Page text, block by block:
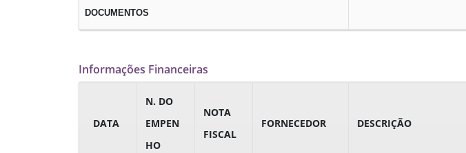
DOCUMENTOS
Informações Financeiras
DATA
N. DO
EMPEN
HO
NOTA
FISCAL
FORNECEDOR DESCRIÇÃO